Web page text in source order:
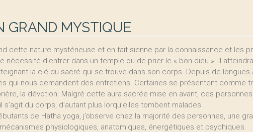
GRAND MYSTIQUE
cette nature mystérieuse et en fait sienne par la connaissance et les
nécessité d’entrer dans un temple ou de prier le « bon dieu ». Il
la clé du sacré qui se trouve dans son corps. Depuis de longues
qui nous demandent des entretiens. Certaines se présentent comme
la dévotion. Malgré cette aura sacrée mise en avant, ces
s’agit du corps, d’autant plus lorqu’elles tombent malades.
de Hatha yoga, j’observe chez la majorité des personnes, une
physiologiques, anatomiques, énergétiques et psychiques.